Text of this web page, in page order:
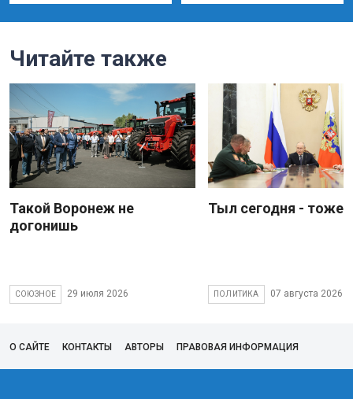
Читайте также
Такой Воронеж не
догонишь
СОЮЗНОЕ 29 июля 2026
Тыл сегодня - тоже
ПОЛИТИКА 07 августа 2026
О САЙТЕ КОНТАКТЫ АВТОРЫ ПРАВОВАЯ ИНФОРМАЦИЯ